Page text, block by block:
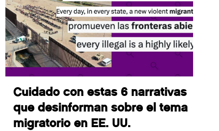
Cuidado con estas 6 narrativas
que desinforman sobre el tema
migratorio en EE. UU.